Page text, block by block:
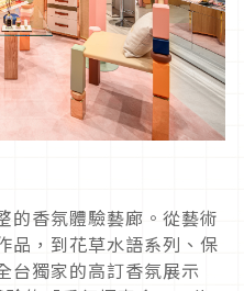
的香氛體驗藝廊。從藝術
品，到花草水語系列、保
台獨家的高訂香氛展示